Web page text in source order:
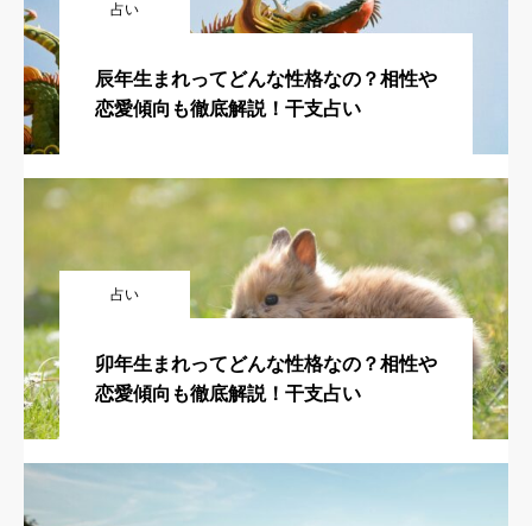
占い
辰年生まれってどんな性格なの？相性や
恋愛傾向も徹底解説！干支占い
占い
卯年生まれってどんな性格なの？相性や
恋愛傾向も徹底解説！干支占い